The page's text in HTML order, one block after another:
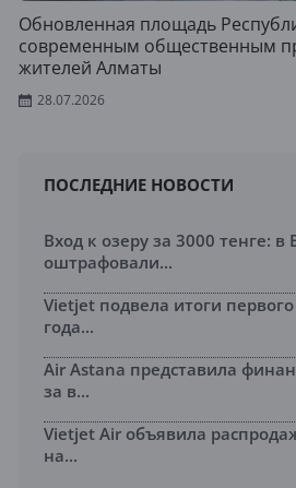
Обновленная площадь
современным общественным
жителей Алматы
28.07.2026
ПОСЛЕДНИЕ НОВОСТИ
Вход к озеру за 3000 тенге: в
оштрафовали...
Vietjet подвела итоги
года...
Air Astana представила
за в...
Vietjet Air объявила
на...